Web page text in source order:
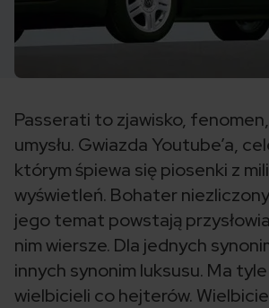
Passerati to zjawisko,
umysłu. Gwiazda Youtube’a,
którym śpiewa się piosenki z
wyświetleń. Bohater
jego temat powstają
nim wiersze. Dla jednych
innych synonim luksusu. Ma
wielbicieli co hejterów.